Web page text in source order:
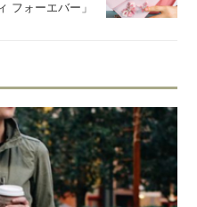
フォーエバー」